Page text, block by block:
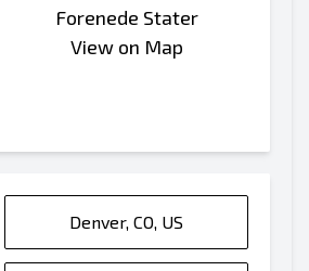
Forenede Stater
View on Map
Denver, CO, US